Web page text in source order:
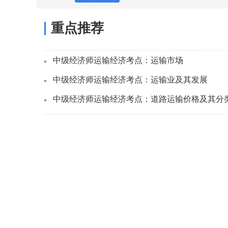
重点推荐
中级经济师运输经济考点：运输市场
中级经济师运输经济考点：运输业及其发展
中级经济师运输经济考点：道路运输价格及其分